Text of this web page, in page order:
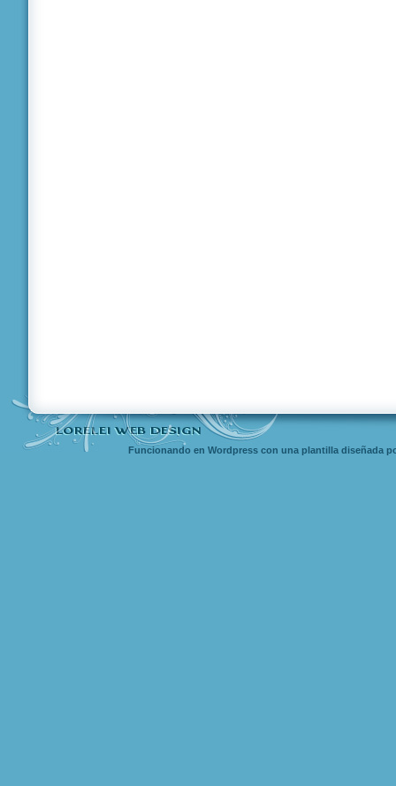
Funcionando en Wordpress con una plantilla diseñada